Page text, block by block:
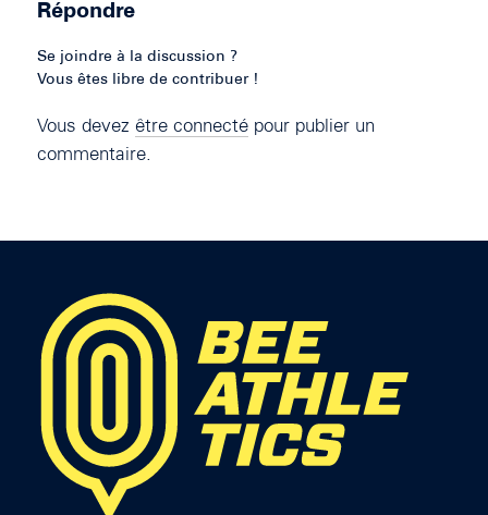
Répondre
Se joindre à la discussion ?
Vous êtes libre de contribuer !
Vous devez être connectépour publier un
commentaire.